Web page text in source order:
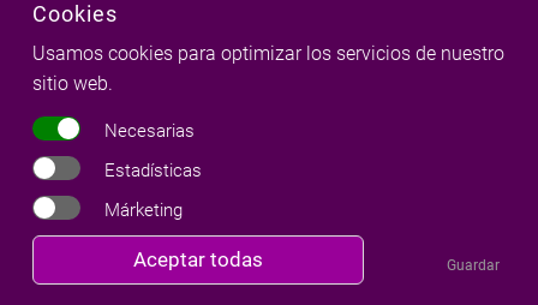
Hochmah: Sabiduría
Milena Llop 28 Nov 2014
Cookies
Usamos cookies para optimizar los servicios de nuestro
sitio web.
Necesarias
Estadísticas
Márketing
Aceptar todas Guardar